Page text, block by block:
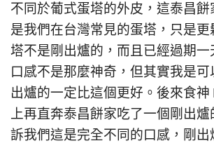
不同於葡式蛋塔的外皮，這泰昌
是我們在台灣常見的蛋塔，只是
塔不是剛出爐的，而且已經過期一
口感不是那麼神奇，但其實我是可
出爐的一定比這個更好。後來食神
上再直奔泰昌餅家吃了一個剛出爐
訴我們這是完全不同的口感，剛出